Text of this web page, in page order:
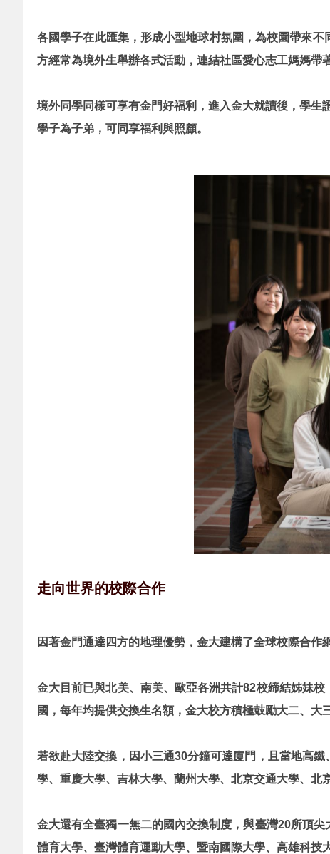
各國學子在此匯集，形成小型地球村氛圍，為校園帶來
方經常為境外生舉辦各式活動，連結社區愛心志工媽媽帶
境外同學同樣可享有金門好福利，進入金大就讀後，學
學子為子弟，可同享福利與照顧。
走向世界的校際合作
因著金門通達四方的地理優勢，金大建構了全球校際合作
金大目前已與北美、南美、歐亞各洲共計82校締結姊妹
國，每年均提供交換生名額，金大校方積極鼓勵大二、
若欲赴大陸交換，因小三通30分鐘可達廈門，且當地高
學、重慶大學、吉林大學、蘭州大學、北京交通大學、北
金大還有全臺獨一無二的國內交換制度，與臺灣20所頂
體育大學、臺灣體育運動大學、暨南國際大學、高雄科技